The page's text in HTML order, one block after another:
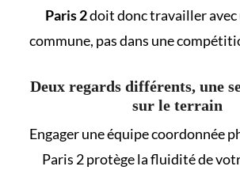
Paris 2doit donc travailler avec
commune, pas dans une
Deux regards différents, une
sur le terrain
Engager une équipe coordonnée
Paris 2 protège la fluidité de